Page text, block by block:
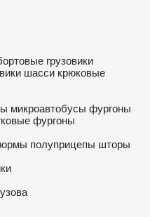
грузовики
шасси крюковые
микроавтобусы фургоны
фургоны
полуприцепы шторы